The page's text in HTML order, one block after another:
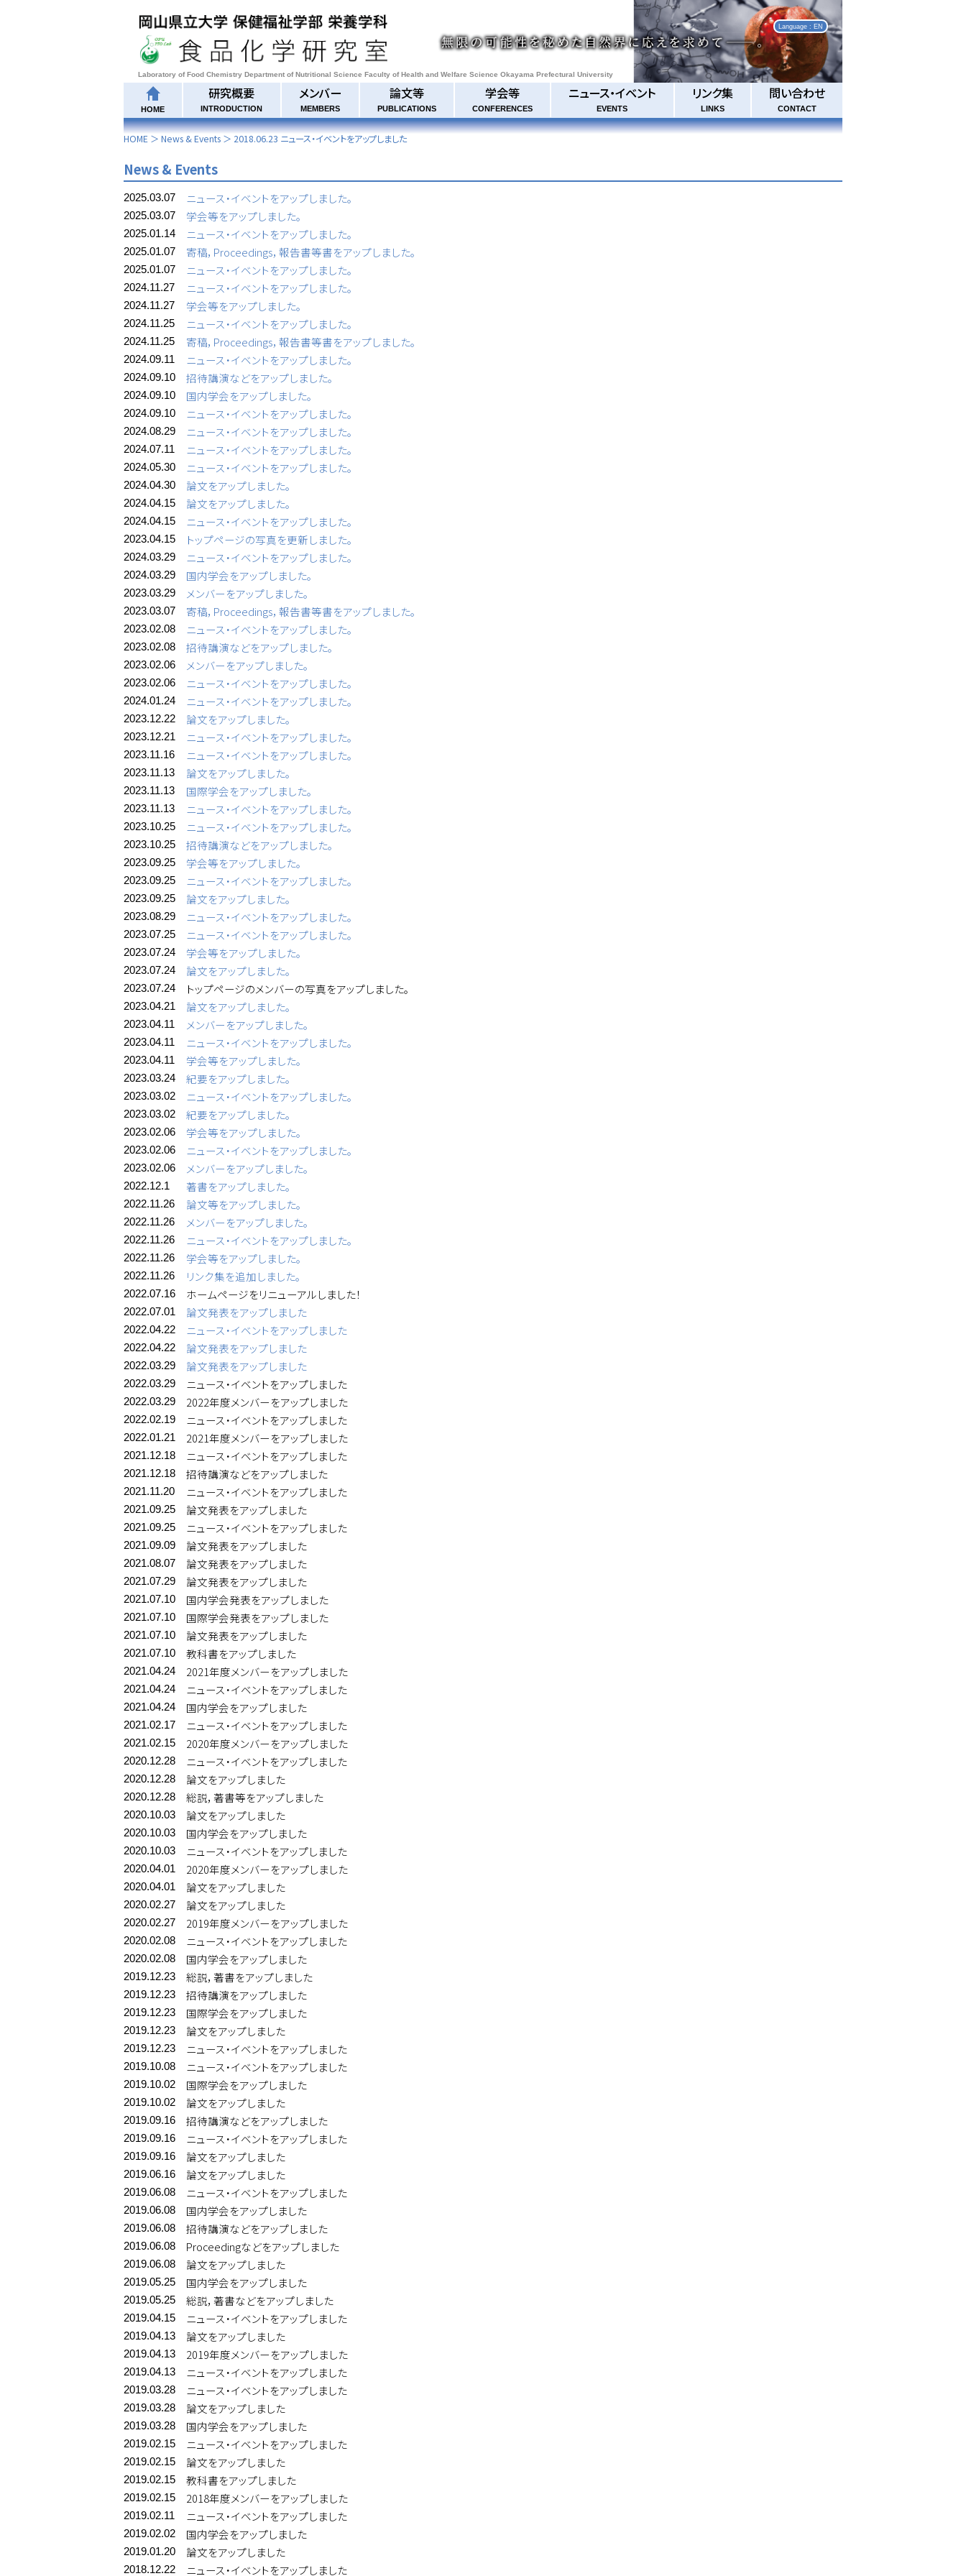
Laboratory of Food Chemistry Department of Nutritional Science Faculty of Health and Welfare Science Okayama Prefectural University
Language : EN
HOME
研究概要
INTRODUCTION
メンバー
MEMBERS
論文等
PUBLICATIONS
学会等
CONFERENCES
ニュース・イベント
EVENTS
リンク集
LINKS
問い合わせ
CONTACT
HOME ＞ News & Events ＞ 2018.06.23 ニュース・イベントをアップしました
News & Events
2025.03.07 ニュース・イベントをアップしました。
2025.03.07 学会等をアップしました。
2025.01.14 ニュース・イベントをアップしました。
2025.01.07 寄稿，Proceedings，報告書等書をアップしました。
2025.01.07 ニュース・イベントをアップしました。
2024.11.27 ニュース・イベントをアップしました。
2024.11.27 学会等をアップしました。
2024.11.25 ニュース・イベントをアップしました。
2024.11.25 寄稿，Proceedings，報告書等書をアップしました。
2024.09.11 ニュース・イベントをアップしました。
2024.09.10 招待講演などをアップしました。
2024.09.10 国内学会をアップしました。
2024.09.10 ニュース・イベントをアップしました。
2024.08.29 ニュース・イベントをアップしました。
2024.07.11 ニュース・イベントをアップしました。
2024.05.30 ニュース・イベントをアップしました。
2024.04.30 論文をアップしました。
2024.04.15 論文をアップしました。
2024.04.15 ニュース・イベントをアップしました。
2023.04.15 トップページの写真を更新しました。
2024.03.29 ニュース・イベントをアップしました。
2024.03.29 国内学会をアップしました。
2023.03.29 メンバーをアップしました。
2023.03.07 寄稿，Proceedings，報告書等書をアップしました。
2023.02.08 ニュース・イベントをアップしました。
2023.02.08 招待講演などをアップしました。
2023.02.06 メンバーをアップしました。
2023.02.06 ニュース・イベントをアップしました。
2024.01.24 ニュース・イベントをアップしました。
2023.12.22 論文をアップしました。
2023.12.21 ニュース・イベントをアップしました。
2023.11.16 ニュース・イベントをアップしました。
2023.11.13 論文をアップしました。
2023.11.13 国際学会をアップしました。
2023.11.13 ニュース・イベントをアップしました。
2023.10.25 ニュース・イベントをアップしました。
2023.10.25 招待講演などをアップしました。
2023.09.25 学会等をアップしました。
2023.09.25 ニュース・イベントをアップしました。
2023.09.25 論文をアップしました。
2023.08.29 ニュース・イベントをアップしました。
2023.07.25 ニュース・イベントをアップしました。
2023.07.24 学会等をアップしました。
2023.07.24 論文をアップしました。
2023.07.24 トップページのメンバーの写真をアップしました。
2023.04.21 論文をアップしました。
2023.04.11 メンバーをアップしました。
2023.04.11 ニュース・イベントをアップしました。
2023.04.11 学会等をアップしました。
2023.03.24 紀要をアップしました。
2023.03.02 ニュース・イベントをアップしました。
2023.03.02 紀要をアップしました。
2023.02.06 学会等をアップしました。
2023.02.06 ニュース・イベントをアップしました。
2023.02.06 メンバーをアップしました。
2022.12.1 著書をアップしました。
2022.11.26 論文等をアップしました。
2022.11.26 メンバーをアップしました。
2022.11.26 ニュース・イベントをアップしました。
2022.11.26 学会等をアップしました。
2022.11.26 リンク集を追加しました。
2022.07.16 ホームページをリニューアルしました！
2022.07.01 論文発表をアップしました
2022.04.22 ニュース・イベントをアップしました
2022.04.22 論文発表をアップしました
2022.03.29 論文発表をアップしました
2022.03.29 ニュース・イベントをアップしました
2022.03.29 2022年度メンバーをアップしました
2022.02.19 ニュース・イベントをアップしました
2022.01.21 2021年度メンバーをアップしました
2021.12.18 ニュース・イベントをアップしました
2021.12.18 招待講演などをアップしました
2021.11.20 ニュース・イベントをアップしました
2021.09.25 論文発表をアップしました
2021.09.25 ニュース・イベントをアップしました
2021.09.09 論文発表をアップしました
2021.08.07 論文発表をアップしました
2021.07.29 論文発表をアップしました
2021.07.10 国内学会発表をアップしました
2021.07.10 国際学会発表をアップしました
2021.07.10 論文発表をアップしました
2021.07.10 教科書をアップしました
2021.04.24 2021年度メンバーをアップしました
2021.04.24 ニュース・イベントをアップしました
2021.04.24 国内学会をアップしました
2021.02.17 ニュース・イベントをアップしました
2021.02.15 2020年度メンバーをアップしました
2020.12.28 ニュース・イベントをアップしました
2020.12.28 論文をアップしました
2020.12.28 総説，著書等をアップしました
2020.10.03 論文をアップしました
2020.10.03 国内学会をアップしました
2020.10.03 ニュース・イベントをアップしました
2020.04.01 2020年度メンバーをアップしました
2020.04.01 論文をアップしました
2020.02.27 論文をアップしました
2020.02.27 2019年度メンバーをアップしました
2020.02.08 ニュース・イベントをアップしました
2020.02.08 国内学会をアップしました
2019.12.23 総説，著書をアップしました
2019.12.23 招待講演をアップしました
2019.12.23 国際学会をアップしました
2019.12.23 論文をアップしました
2019.12.23 ニュース・イベントをアップしました
2019.10.08 ニュース・イベントをアップしました
2019.10.02 国際学会をアップしました
2019.10.02 論文をアップしました
2019.09.16 招待講演などをアップしました
2019.09.16 ニュース・イベントをアップしました
2019.09.16 論文をアップしました
2019.06.16 論文をアップしました
2019.06.08 ニュース・イベントをアップしました
2019.06.08 国内学会をアップしました
2019.06.08 招待講演などをアップしました
2019.06.08 Proceedingなどをアップしました
2019.06.08 論文をアップしました
2019.05.25 国内学会をアップしました
2019.05.25 総説，著書などをアップしました
2019.04.15 ニュース・イベントをアップしました
2019.04.13 論文をアップしました
2019.04.13 2019年度メンバーをアップしました
2019.04.13 ニュース・イベントをアップしました
2019.03.28 ニュース・イベントをアップしました
2019.03.28 論文をアップしました
2019.03.28 国内学会をアップしました
2019.02.15 ニュース・イベントをアップしました
2019.02.15 論文をアップしました
2019.02.15 教科書をアップしました
2019.02.15 2018年度メンバーをアップしました
2019.02.11 ニュース・イベントをアップしました
2019.02.02 国内学会をアップしました
2019.01.20 論文をアップしました
2018.12.22 ニュース・イベントをアップしました